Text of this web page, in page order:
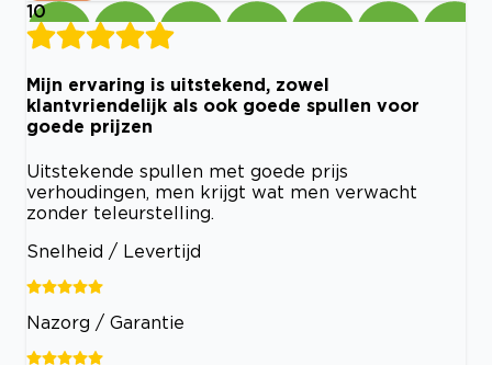
10
Mijn ervaring is uitstekend, zowel
klantvriendelijk als ook goede spullen voor
goede prijzen
Uitstekende spullen met goede prijs
verhoudingen, men krijgt wat men verwacht
zonder teleurstelling.
Snelheid / Levertijd
Nazorg / Garantie